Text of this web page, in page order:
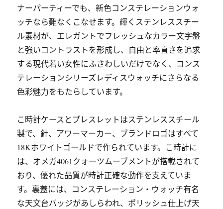
ナーパーティーでも、新色コンステレーションウォ
ッチなら難なくこなせます。輝くステンレススチー
ル素材が、エレガントでフレッシュなカラー文字盤
と強いコントラストを形成し、自由と率直さを追求
する現代若い女性にふさわしいだけでなく、コンス
テレーションシリーズレディスウォッチにさらなる
色彩魅力をもたらしています。
こ時計ケースとブレスレットはステンレススチール
製で、針、アワーマーカー、ブランドロゴはすべて
18Kホワイトゴールドで作られています。こ時計に
は、オメガ4061クォーツムーブメントが搭載されて
おり、優れた品質が時計正確な動作を支えていま
す。裏蓋には、コンステレーション・ウォッチ有名
な天文台バッジがあしらわれ、ポリッシュ仕上げ天